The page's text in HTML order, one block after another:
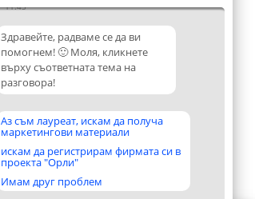
11:45
Здравейте, радваме се да ви
помогнем! 🙂 Моля, кликнете
върху съответната тема на
разговора!
Аз съм лауреат, искам да получа
маркетингови материали
искам да регистрирам фирмата си в
проекта "Орли"
Имам друг проблем